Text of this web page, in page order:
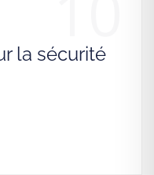
la sécurité